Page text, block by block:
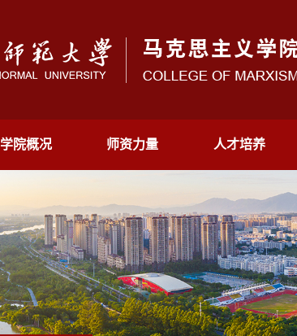
学院概况 师资力量 人才培养